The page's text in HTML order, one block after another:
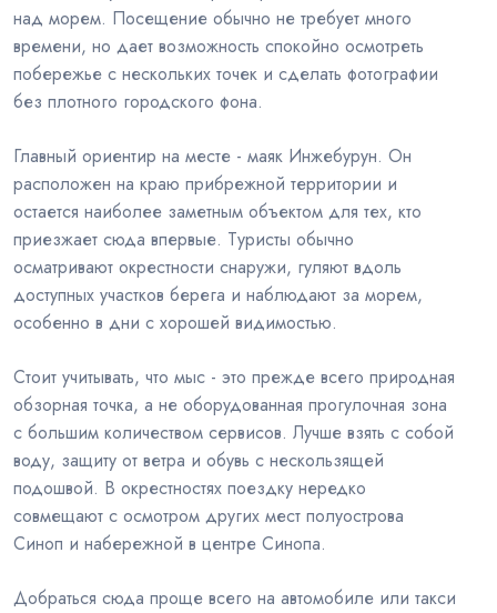
над морем. Посещение обычно не требует много
времени, но дает возможность спокойно осмотреть
побережье с нескольких точек и сделать фотографии
без плотного городского фона.
Главный ориентир на месте - маяк Инжебурун. Он
расположен на краю прибрежной территории и
остается наиболее заметным объектом для тех, кто
приезжает сюда впервые. Туристы обычно
осматривают окрестности снаружи, гуляют вдоль
доступных участков берега и наблюдают за морем,
особенно в дни с хорошей видимостью.
Стоит учитывать, что мыс - это прежде всего природная
обзорная точка, а не оборудованная прогулочная зона
с большим количеством сервисов. Лучше взять с собой
воду, защиту от ветра и обувь с нескользящей
подошвой. В окрестностях поездку нередко
совмещают с осмотром других мест полуострова
Синоп и набережной в центре Синопа.
Добраться сюда проще всего на автомобиле или такси